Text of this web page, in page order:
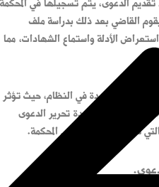
تقديم الدعوى، يتم تسجيلها في المحكمة
القاضي بعد ذلك بدراسة ملف
الأدلة واستماع الشهادات، مما
والمواعيد المحددة في النظام، حيث تؤثر
تعتبر جودة تحرير الدعوى
تؤثر على نجاحها في المحكمة.